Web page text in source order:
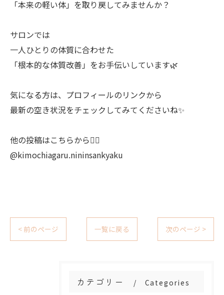
「本来の軽い体」を取り戻してみませんか？
サロンでは
一人ひとりの体質に合わせた
「根本的な体質改善」をお手伝いしています🌿
気になる方は、プロフィールのリンクから
最新の空き状況をチェックしてみてくださいね✨
他の投稿はこちらから💁‍♀️
@kimochiagaru.nininsankyaku
< 前のページ 一覧に戻る 次のページ >
カテゴリー Categories